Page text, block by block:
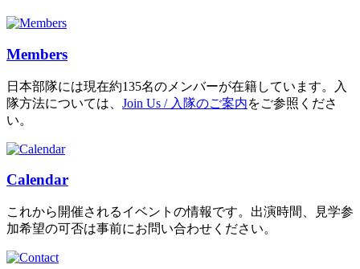
Members
日本部隊には現在約135名のメンバーが在籍しています。入
隊方法については、 Join Us / 入隊のご案内をご参照くださ
い。
Calendar
これから開催されるイベントの情報です。出演時間、見学参
加希望の可否は事前にお問い合わせください。